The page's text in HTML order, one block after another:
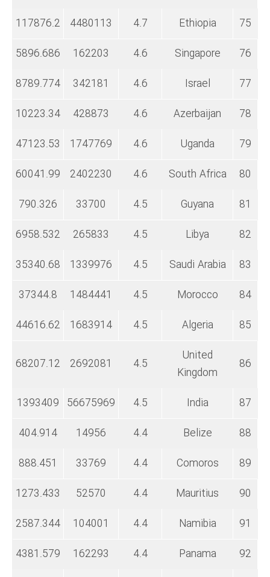
75
Ethiopia
4.7
4480113
117876.2
76
Singapore
4.6
162203
5896.686
77
Israel
4.6
342181
8789.774
78
Azerbaijan
4.6
428873
10223.34
79
Uganda
4.6
1747769
47123.53
80
South Africa
4.6
2402230
60041.99
81
Guyana
4.5
33700
790.326
82
Libya
4.5
265833
6958.532
83
Saudi Arabia
4.5
1339976
35340.68
84
Morocco
4.5
1484441
37344.8
85
Algeria
4.5
1683914
44616.62
86
United
Kingdom
4.5
2692081
68207.12
87
India
4.5
56675969
1393409
88
Belize
4.4
14956
404.914
89
Comoros
4.4
33769
888.451
90
Mauritius
4.4
52570
1273.433
91
Namibia
4.4
104001
2587.344
92
Panama
4.4
162293
4381.579